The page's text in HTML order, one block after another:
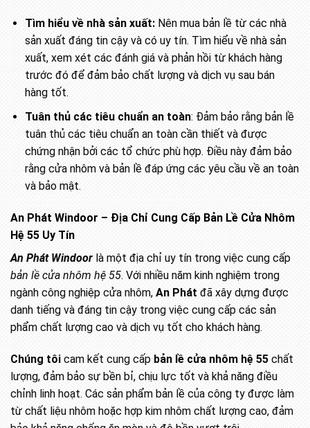
Tìm hiểu về nhà sản xuất:Nên mua bản lề từ các nhà
sản xuất đáng tin cậy và có uy tín. Tìm hiểu về nhà sản
xuất, xem xét các đánh giá và phản hồi từ khách hàng
trước đó để đảm bảo chất lượng và dịch vụ sau bán
hàng tốt.
Tuân thủ các tiêu chuẩn an toàn: Đảm bảo rằng bản lề
tuân thủ các tiêu chuẩn an toàn cần thiết và được
chứng nhận bởi các tổ chức phù hợp. Điều này đảm bảo
rằng cửa nhôm và bản lề đáp ứng các yêu cầu về an toàn
và bảo mật.
An Phát Windoor – Địa Chỉ Cung Cấp Bản Lề Cửa Nhôm
Hệ 55 Uy Tín
An Phát Windoor là một địa chỉ uy tín trong việc cung cấp
bản lề cửa nhôm hệ 55. Với nhiều năm kinh nghiệm trong
ngành công nghiệp cửa nhôm, An Phátđã xây dựng được
danh tiếng và đáng tin cậy trong việc cung cấp các sản
phẩm chất lượng cao và dịch vụ tốt cho khách hàng.
Chúng tôi cam kết cung cấp bản lề cửa nhôm hệ 55 chất
lượng, đảm bảo sự bền bỉ, chịu lực tốt và khả năng điều
chỉnh linh hoạt. Các sản phẩm bản lề của công ty được làm
từ chất liệu nhôm hoặc hợp kim nhôm chất lượng cao, đảm